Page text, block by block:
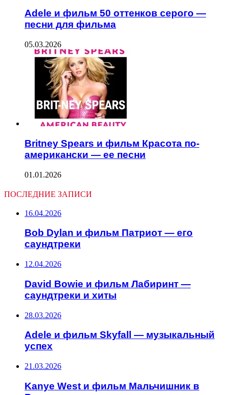
Adele и фильм 50 оттенков серого —
песни для фильма
05.03.2026
Britney Spears и фильм Красота по-
американски — ее песни
01.01.2026
ПОСЛЕДНИЕ ЗАПИСИ
16.04.2026
Bob Dylan и фильм Патриот — его
саундтреки
12.04.2026
David Bowie и фильм Лабиринт —
саундтреки и хиты
28.03.2026
Adele и фильм Skyfall — музыкальный
успех
21.03.2026
Kanye West и фильм Мальчишник в